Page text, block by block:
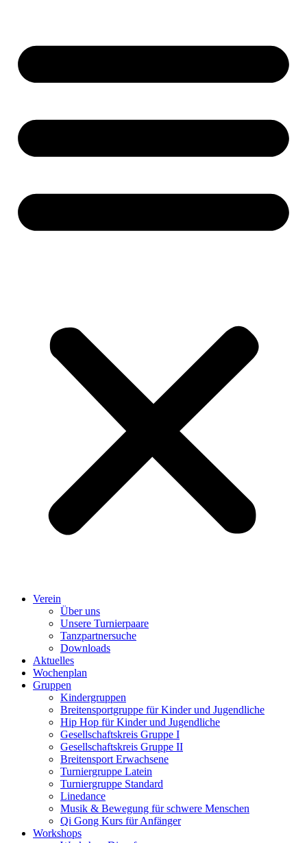
Verein
Über uns
Unsere Turnierpaare
Tanzpartnersuche
Downloads
Aktuelles
Wochenplan
Gruppen
Kindergruppen
Breitensportgruppe für Kinder und Jugendliche
Hip Hop für Kinder und Jugendliche​
Gesellschaftskreis Gruppe I
Gesellschaftskreis Gruppe II
Breitensport Erwachsene
Turniergruppe Latein
Turniergruppe Standard
Linedance
Musik & Bewegung für schwere Menschen​
Qi Gong Kurs für Anfänger
Workshops